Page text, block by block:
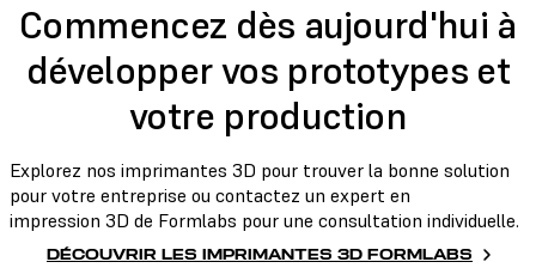
Commencez dès aujourd'hui à
développer vos prototypes et
votre production
Explorez nos imprimantes 3D pour trouver la bonne solution
pour votre entreprise ou contactez un expert en
impression 3D de Formlabs pour une consultation individuelle.
DÉCOUVRIR LES IMPRIMANTES 3D FORMLABS